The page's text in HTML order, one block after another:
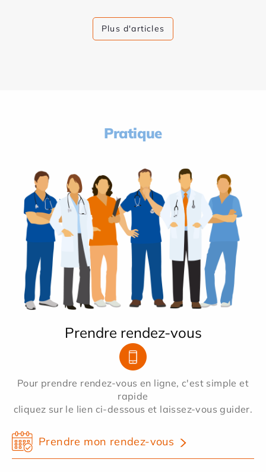
Plus d'articles
Pratique
Prendre rendez-vous
Pour prendre rendez-vous en ligne, c'est simple et
rapide
cliquez sur le lien ci-dessous et laissez-vous guider.
Prendre mon rendez-vous